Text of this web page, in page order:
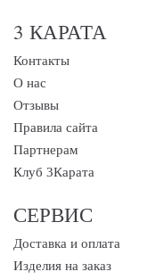
3 КАРАТА
Контакты
О нас
Отзывы
Правила сайта
Партнерам
Клуб 3Карата
СЕРВИС
Доставка и оплата
Изделия на заказ